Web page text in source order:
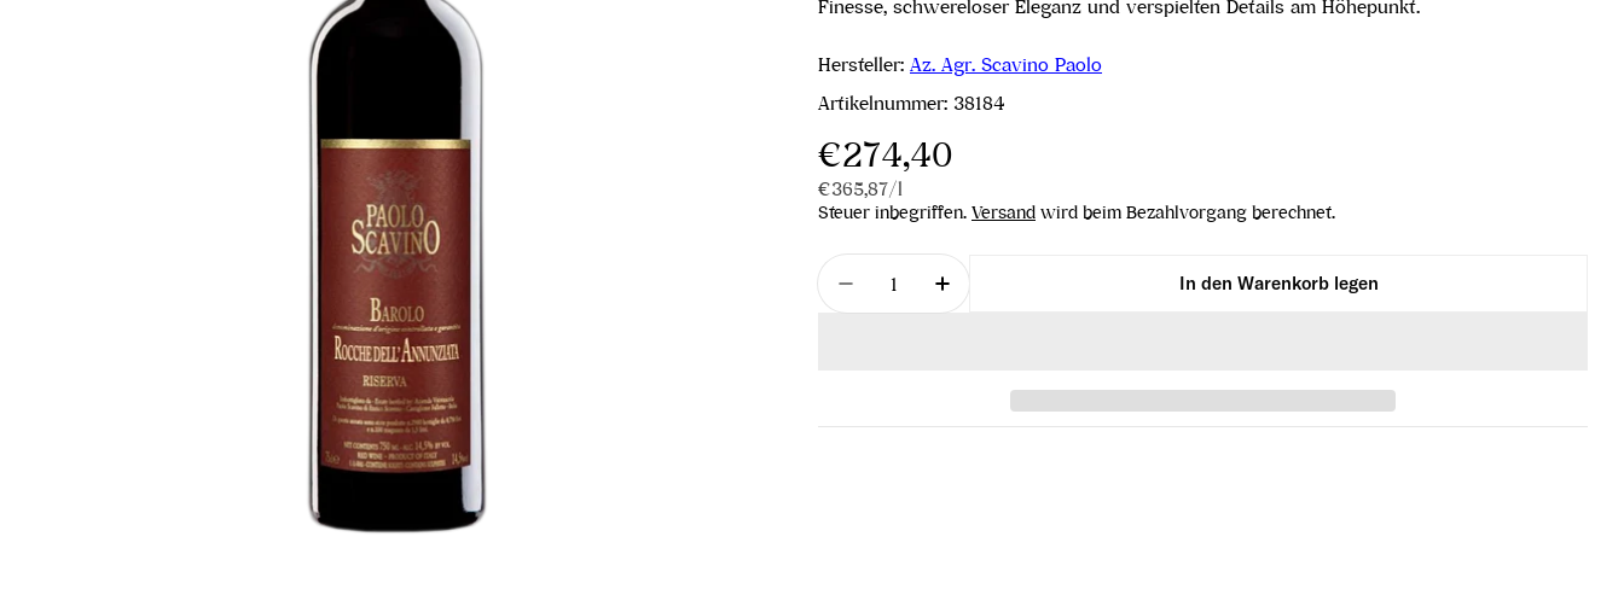
Finesse, schwereloser Eleganz und verspielten Details am Höhepunkt.
Hersteller: Az. Agr. Scavino Paolo
Artikelnummer: 38184
Regulärer
Preis
€274,40
Stückpreis
€365,87/pro
l
Steuer inbegriffen. Versand wird beim Bezahlvorgang berechnet.
Menge
Menge für Barolo Rocche dell´Annunziata Riserva 2015 verringern
Menge für Barolo Rocche dell´Annunziata Riserva 2015 erhöhen
In den Warenkorb legen